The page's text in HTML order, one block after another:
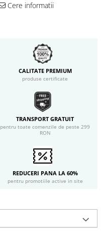
Cere informatii
CALITATE PREMIUM
produse certificate
TRANSPORT GRATUIT
pentru toate comenzile de peste 299
RON
REDUCERI PANA LA 60%
pentru promotiile active in site